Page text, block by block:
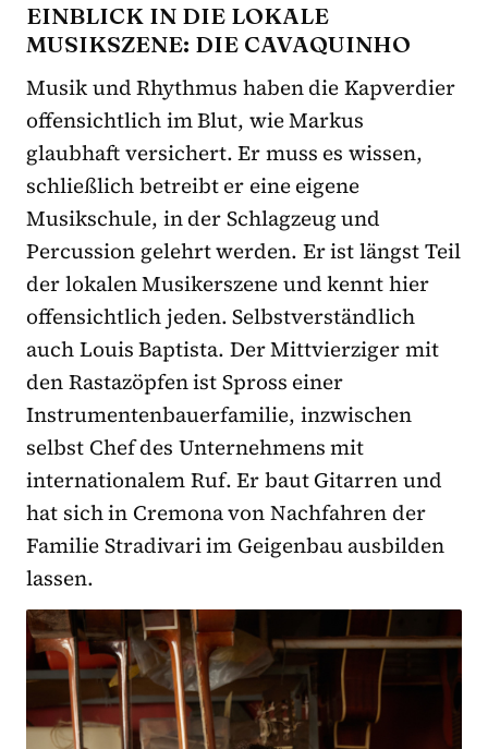
EINBLICK IN DIE LOKALE
MUSIKSZENE: DIE CAVAQUINHO
Musik und Rhythmus haben die Kapverdier
offensichtlich im Blut, wie Markus
glaubhaft versichert. Er muss es wissen,
schließlich betreibt er eine eigene
Musikschule, in der Schlagzeug und
Percussion gelehrt werden. Er ist längst Teil
der lokalen Musikerszene und kennt hier
offensichtlich jeden. Selbstverständlich
auch Louis Baptista. Der Mittvierziger mit
den Rastazöpfen ist Spross einer
Instrumentenbauerfamilie, inzwischen
selbst Chef des Unternehmens mit
internationalem Ruf. Er baut Gitarren und
hat sich in Cremona von Nachfahren der
Familie Stradivari im Geigenbau ausbilden
lassen.